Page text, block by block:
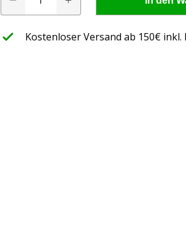
Frontblitzer
Duo
orangeKostenloser Versand ab 150€ inkl.